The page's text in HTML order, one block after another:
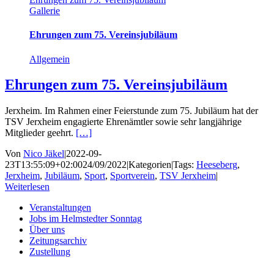
Gallerie
Ehrungen zum 75. Vereinsjubiläum
Allgemein
Ehrungen zum 75. Vereinsjubiläum
Jerxheim. Im Rahmen einer Feierstunde zum 75. Jubiläum hat der
TSV Jerxheim engagierte Ehrenämtler sowie sehr langjährige
Mitglieder geehrt. […]
Von Nico Jäkel|2022-09-
23T13:55:09+02:0024/09/2022|Kategorien|Tags: Heeseberg,
Jerxheim, Jubiläum, Sport, Sportverein, TSV Jerxheim|
Weiterlesen
Veranstaltungen
Jobs im Helmstedter Sonntag
Über uns
Zeitungsarchiv
Zustellung